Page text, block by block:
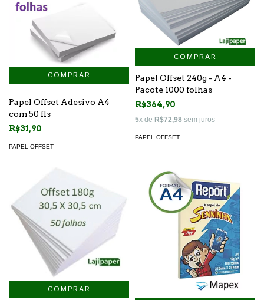
Papel Offset Adesivo A4
com 50 fls
R$31,90
PAPEL OFFSET
COMPRAR
Papel Offset 240g - A4 -
Pacote 1000 folhas
R$364,90
5x de R$72,98 sem juros
PAPEL OFFSET